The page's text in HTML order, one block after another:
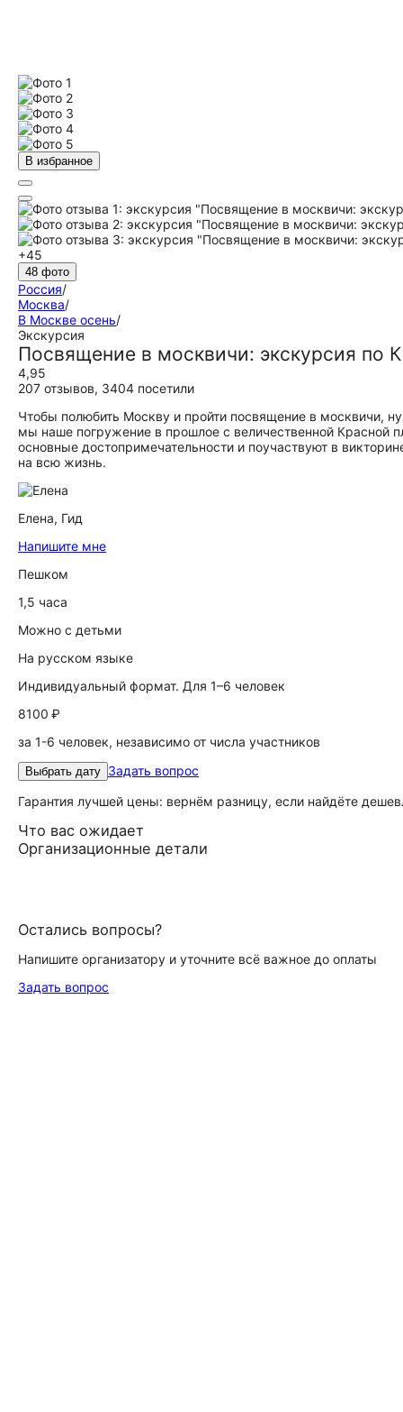
В избранное
+45
48 фото
Россия/
Москва/
В Москве осень/
Экскурсия
Посвящение в москвичи: экскурсия по
4,95
207 отзывов, 3404 посетили
Чтобы полюбить Москву и пройти посвящение в москвичи,
мы наше погружение в прошлое с величественной
основные достопримечательности и поучаствуют в
на всю жизнь.
Елена, Гид
Напишите мне
Пешком
1,5 часа
Можно с детьми
На русском языке
Индивидуальный формат. Для 1–6 человек
8100 ₽
за 1-6 человек, независимо от числа участников
Выбрать дату Задать вопрос
Гарантия лучшей цены: вернём разницу, если найдёте
Что вас ожидает
Организационные детали
Остались вопросы?
Напишите организатору и уточните всё важное до оплаты
Задать вопрос